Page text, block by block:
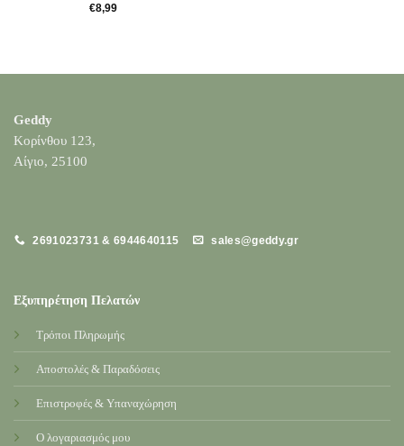
€8,99
Geddy
Κορίνθου 123,
Αίγιο, 25100
2691023731 & 6944640115 sales@geddy.gr
Εξυπηρέτηση Πελατών
Τρόποι Πληρωμής
Αποστολές & Παραδόσεις
Επιστροφές & Υπαναχώρηση
Ο λογαριασμός μου